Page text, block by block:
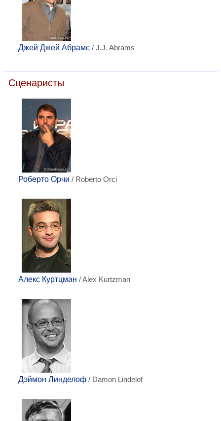
Джей Джей Абрамс / J.J. Abrams
Сценаристы
Роберто Орчи / Roberto Orci
Алекс Куртцман / Alex Kurtzman
Дэймон Линделоф / Damon Lindelof